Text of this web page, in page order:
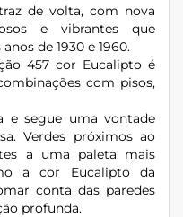
de volta, com nova
e vibrantes que
de 1930 e 1960.
457 cor Eucalipto é
com pisos,
e segue uma vontade
Verdes próximos ao
a uma paleta mais
a cor Eucalipto da
conta das paredes
profunda.